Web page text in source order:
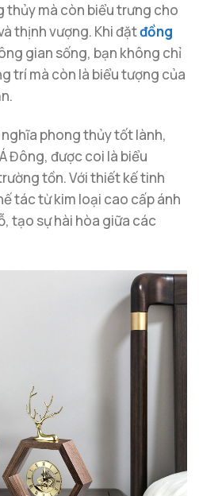
thủy mà còn biểu trưng cho
thịnh vượng. Khi đặtđồng
gian sống, bạn không chỉ
trí mà còn là biểu tượng của
phong thủy tốt lành,
Đông, được coi là biểu
tồn. Với thiết kế tinh
tác từ kim loại cao cấp ánh
tạo sự hài hòa giữa các